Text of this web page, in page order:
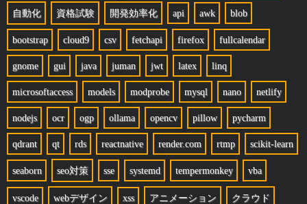
自動化 資格試験 開発効率化 api awk blob
bootstrap cloud9 csv fetchapi firefox fullcalendar
gnome gui java juman jwt latex linq
microsoftaccess models modprobe mysql nano netlify
nodejs ocr ogp ollama opencv pillow pycharm
qdrant qt rds reactnative render.com rtmp scikit-learn
seaborn seo対策 sse systemd tempermonkey vba
vscode webデザイン xss アニメーション クラウド